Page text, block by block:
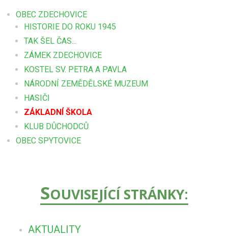
OBEC ZDECHOVICE
HISTORIE DO ROKU 1945
TAK ŠEL ČAS...
ZÁMEK ZDECHOVICE
KOSTEL SV. PETRA A PAVLA
NÁRODNÍ ZEMĚDĚLSKÉ MUZEUM
HASIČI
ZÁKLADNÍ ŠKOLA
KLUB DŮCHODCŮ
OBEC SPYTOVICE
SOUVISEJÍCÍ STRÁNKY:
AKTUALITY